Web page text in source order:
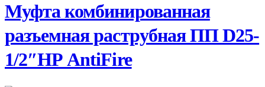
Муфта комбинированная
разъемная раструбная ПП D25-
1/2″НР AntiFire